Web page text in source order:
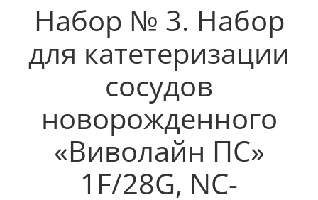
Набор № 3. Набор
для катетеризации
сосудов
новорожденного
«Виволайн ПС»
1F/28G, NC-